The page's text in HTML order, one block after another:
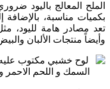
الملح المعالج باليود
بكميات مناسبة، بالإضافة
تعد مصادر هامة لليود،
وأيضاً منتجات الألبان